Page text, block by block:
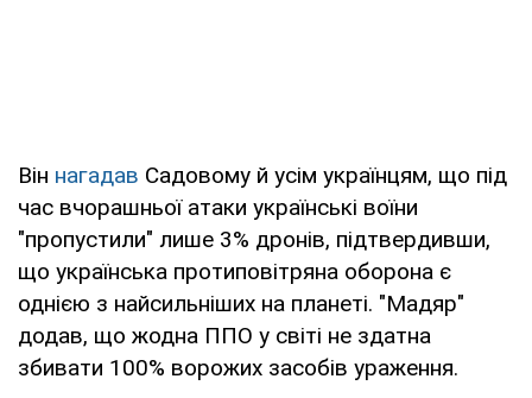
Він нагадав Садовому й усім українцям, що під
час вчорашньої атаки українські воїни
"пропустили" лише 3% дронів, підтвердивши,
що українська протиповітряна оборона є
однією з найсильніших на планеті. "Мадяр"
додав, що жодна ППО у світі не здатна
збивати 100% ворожих засобів ураження.